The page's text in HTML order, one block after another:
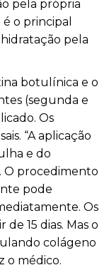
pela própria
o principal
pela
botulínica e o
(segunda e
Os
“A aplicação
e do
O procedimento
pode
Os
15 dias. Mas o
colágeno
o médico.